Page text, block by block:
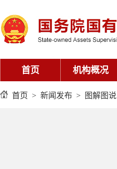
首页 机构概况
首页 > 新闻发布 > 图解图说